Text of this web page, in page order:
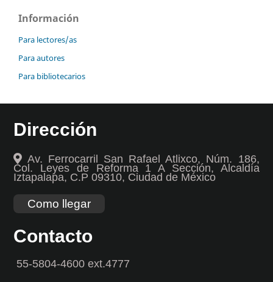
Información
Para lectores/as
Para autores
Para bibliotecarios
Dirección
Av. Ferrocarril San Rafael Atlixco, Núm. 186,
Col. Leyes de Reforma 1 A Sección, Alcaldía
Iztapalapa, C.P 09310, Ciudad de México
Como llegar
Contacto
55-5804-4600 ext.4777